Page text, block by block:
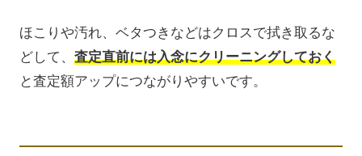
ほこりや汚れ、ベタつきなどはクロスで拭き取るな
どして、 査定直前には入念にクリーニングしておく
と査定額アップにつながりやすいです。